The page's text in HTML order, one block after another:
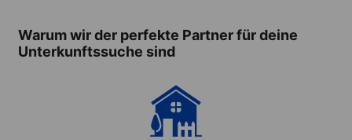
Warum wir der perfekte Partner für deine
Unterkunftssuche sind